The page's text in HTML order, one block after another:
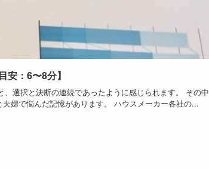
安：6〜8分】
、選択と決断の連続であったように感じられます。 その中
婦で悩んだ記憶があります。 ハウスメーカー各社の...